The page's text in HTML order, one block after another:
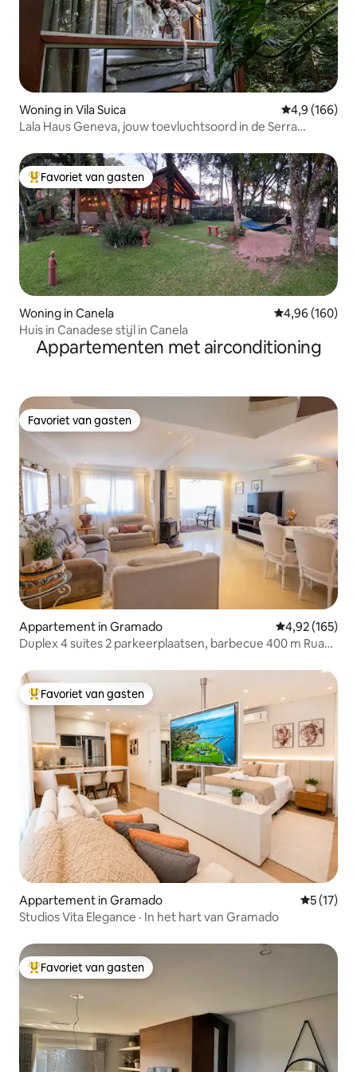
Woning in Vila Suica Gemiddelde
4,9 (166)
Lala Haus Geneva, jouw toevluchtsoord in de Serra
Topfavoriet van gasten
Favoriet van gasten
Woning in Canela Gemiddelde
4,96 (160)
Huis in Canadese stijl in Canela
Appartementen met airconditioning
Favoriet van gasten
Favoriet van gasten
Appartement in Gramado Gemiddelde
4,92 (165)
Duplex 4 suites 2 parkeerplaatsen, barbecue 400 m Rua
Topfavoriet van gasten
Favoriet van gasten
Appartement in Gramado
5 (17)
Studios Vita Elegance · In het hart van Gramado
Topfavoriet van gasten
Favoriet van gasten